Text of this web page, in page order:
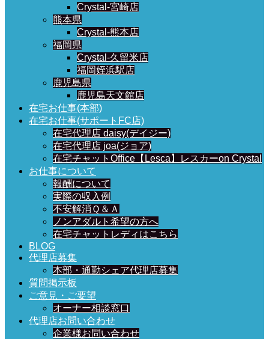
Crystal-宮崎店
熊本県
Crystal-熊本店
福岡県
Crystal-久留米店
福岡姪浜駅店
鹿児島県
鹿児島天文館店
在宅お仕事(本部)
在宅お仕事(サポートFC店)
在宅代理店 daisy(デイジー)
在宅代理店 joa(ジョア)
在宅チャットOffice【Lesca】レスカーon Crystal
お仕事について
報酬について
実際の収入例
不安解消Ｑ＆Ａ
ノンアダルト希望の方へ
在宅チャットレディはこちら
BLOG
代理店募集
本部・通勤シェア代理店募集
質問掲示板
ご意見・ご要望
オーナー相談窓口
代理店お問い合わせ
企業様お問い合わせ